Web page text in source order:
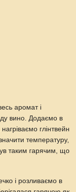
аромат і
вино. Додаємо в
глінтвейн
температуру,
таким гарячим, що
і розливаємо в